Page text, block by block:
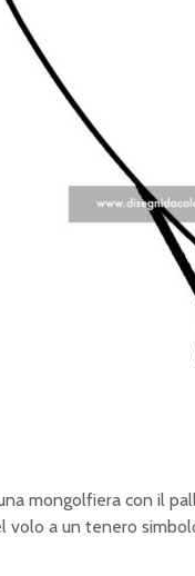
mongolfiera con il
volo a un tenero